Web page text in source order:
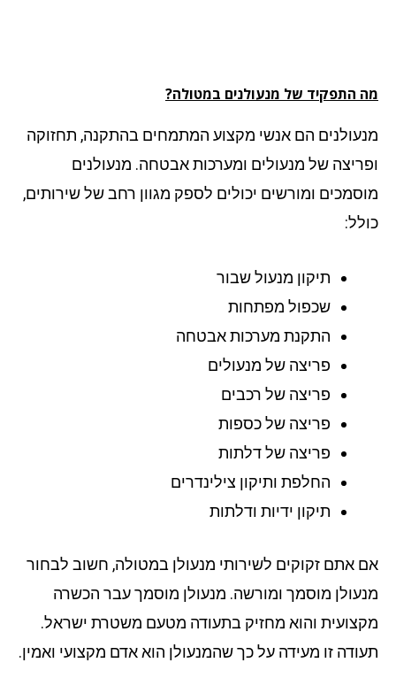
התפקיד של מנעולנים במטולה?
הם אנשי מקצוע המתמחים בהתקנה, תחזוקה
של מנעולים ומערכות אבטחה. מנעולנים
ומורשים יכולים לספק מגוון רחב של שירותים,
תיקון מנעול שבור
שכפול מפתחות
התקנת מערכות אבטחה
פריצה של מנעולים
פריצה של רכבים
פריצה של כספות
פריצה של דלתות
החלפת ותיקון צילינדרים
תיקון ידיות ודלתות
אתם זקוקים לשירותי מנעולן במטולה, חשוב לבחור
מוסמך ומורשה. מנעולן מוסמך עבר הכשרה
והוא מחזיק בתעודה מטעם משטרת ישראל.
זו מעידה על כך שהמנעולן הוא אדם מקצועי ואמין.